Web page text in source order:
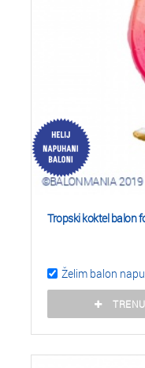
Tropski koktel balon
Želim balon